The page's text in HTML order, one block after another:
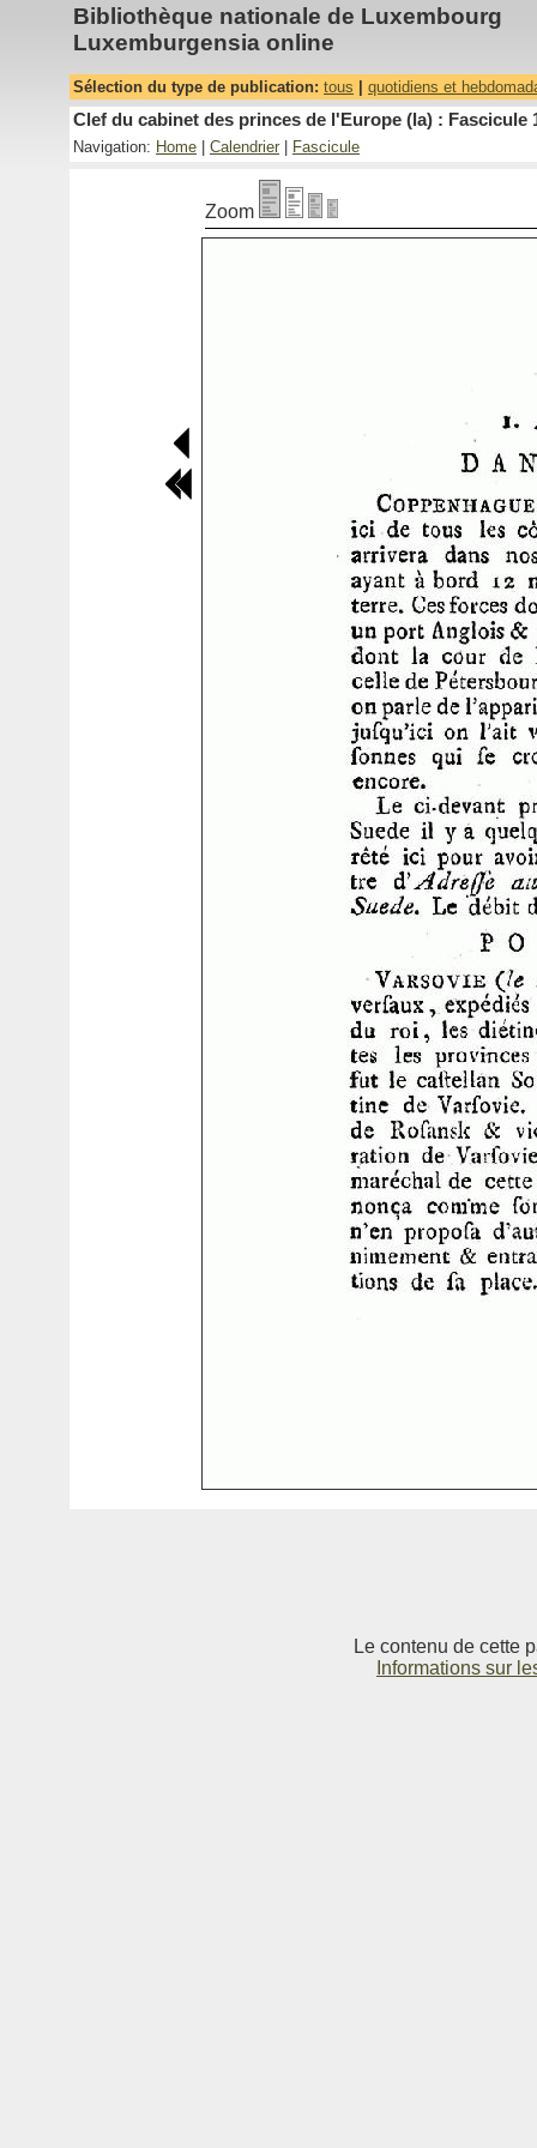
Bibliothèque nationale de Luxembourg
Luxemburgensia online
Sélection du type de publication: tous quotidiens et
Clef du cabinet des princes de l'Europe (la) : Fascicule
Navigation: Home Calendrier Fascicule
Zoom
Le contenu de cette
Informations sur